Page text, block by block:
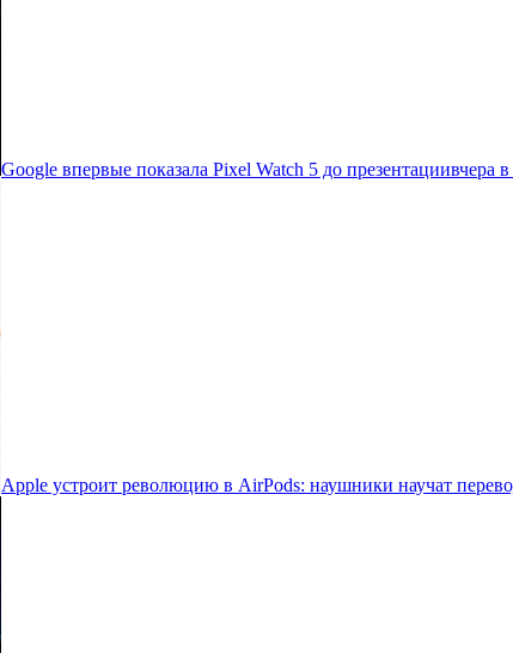
Google впервые показала Pixel Watch 5 до презентациивчера
Apple устроит революцию в AirPods: наушники научат